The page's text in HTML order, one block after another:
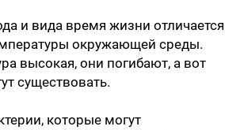
и вида время жизни отличается
окружающей среды.
высокая, они погибают, а вот
существовать.
которые могут